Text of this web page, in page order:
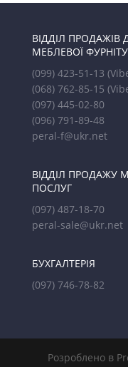
ВІДДІЛ ПРОДАЖІВ
МЕБЛЕВОЇ
(099) 423-51-13
(068) 762-85-15
(097) 445-02-80
(096) 791-89-48
peral-f@ukr.net
ВІДДІЛ ПРОДАЖУ
ПОСЛУГ
(097) 487-18-70
peral-sale@ukr.net
БУХГАЛТЕРІЯ
(097) 746-78-82
Розроблено в